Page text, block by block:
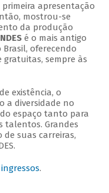
primeira apresentação
mostrou-se
da produção
é o mais antigo
oferecendo
gratuitas, sempre às
existência, o
a diversidade no
espaço tanto para
talentos. Grandes
de suas carreiras,
.